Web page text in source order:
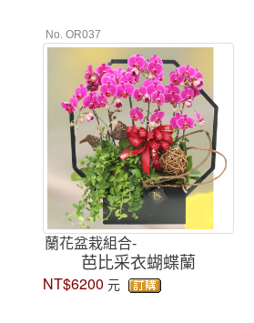
No. OR037
蘭花盆栽組合-
芭比采衣蝴蝶蘭
NT$6200 元